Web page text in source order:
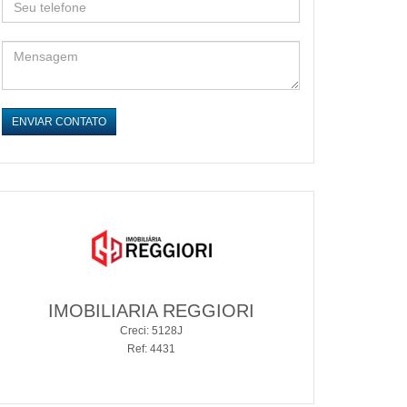
ENVIAR CONTATO
IMOBILIARIA REGGIORI
Creci: 5128J
Ref: 4431